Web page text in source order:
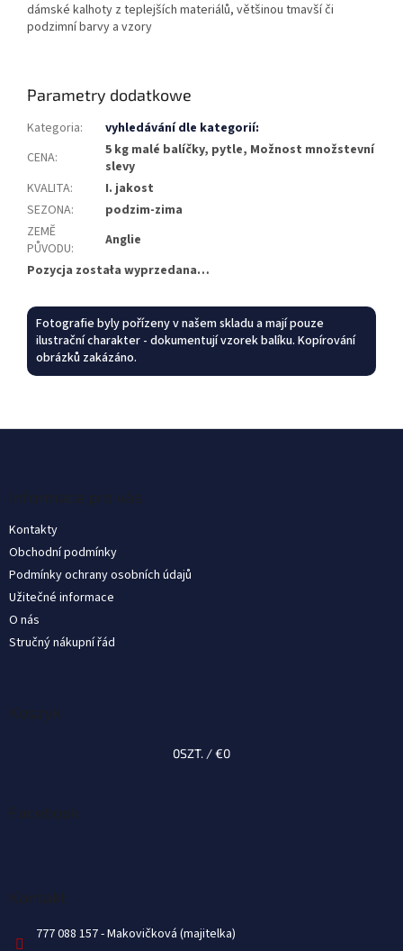
dámské kalhoty z teplejších materiálů, většinou tmavší či
podzimní barvy a vzory
Parametry dodatkowe
Kategoria:
vyhledávání dle kategorií:
CENA:
5 kg malé balíčky, pytle, Možnost množstevní
slevy
KVALITA:
I. jakost
SEZONA:
podzim-zima
ZEMĚ
PŮVODU:
Anglie
Pozycja została wyprzedana…
Fotografie byly pořízeny v našem skladu a mají pouze
ilustrační charakter - dokumentují vzorek balíku. Kopírování
obrázků zakázáno.
Informace pro vás
Kontakty
Obchodní podmínky
Podmínky ochrany osobních údajů
Užitečné informace
O nás
Stručný nákupní řád
Koszyk
0SZT. /€0
Facebook
Kontakt
777 088 157